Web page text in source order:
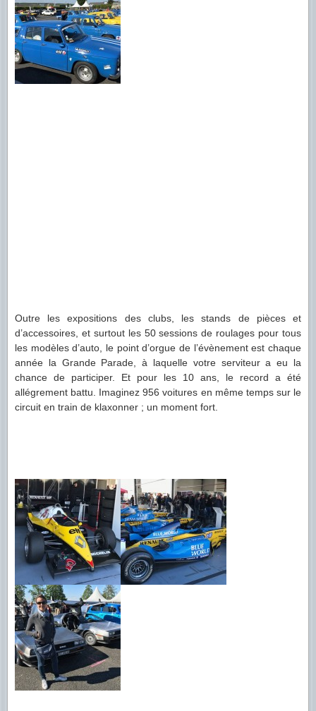
Outre les expositions des clubs, les stands de pièces et
d’accessoires, et surtout les 50 sessions de roulages pour tous
les modèles d’auto, le point d’orgue de l’évènement est chaque
année la Grande Parade, à laquelle votre serviteur a eu la
chance de participer. Et pour les 10 ans, le record a été
allégrement battu. Imaginez 956 voitures en même temps sur le
circuit en train de klaxonner ; un moment fort.